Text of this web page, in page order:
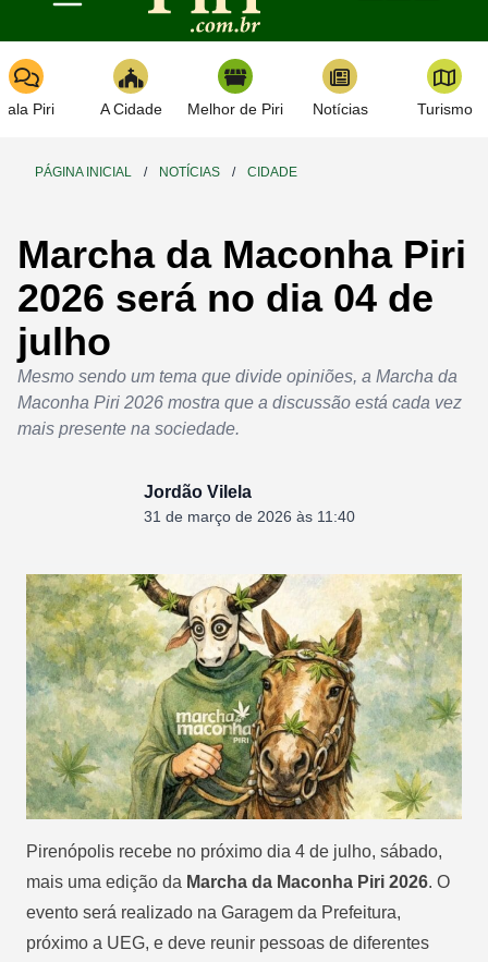
Toggle navigation
Piri A Cidade Melhor de Piri Notícias Turismo
PÁGINA INICIAL / NOTÍCIAS / CIDADE
Marcha da Maconha Piri
2026 será no dia 04 de
julho
Mesmo sendo um tema que divide opiniões, a Marcha da
Maconha Piri 2026 mostra que a discussão está cada vez
mais presente na sociedade.
Jordão Vilela
31 de março de 2026 às 11:40
Pirenópolis recebe no próximo dia 4 de julho, sábado,
mais uma edição da Marcha da Maconha Piri 2026. O
evento será realizado na Garagem da Prefeitura,
próximo a UEG, e deve reunir pessoas de diferentes